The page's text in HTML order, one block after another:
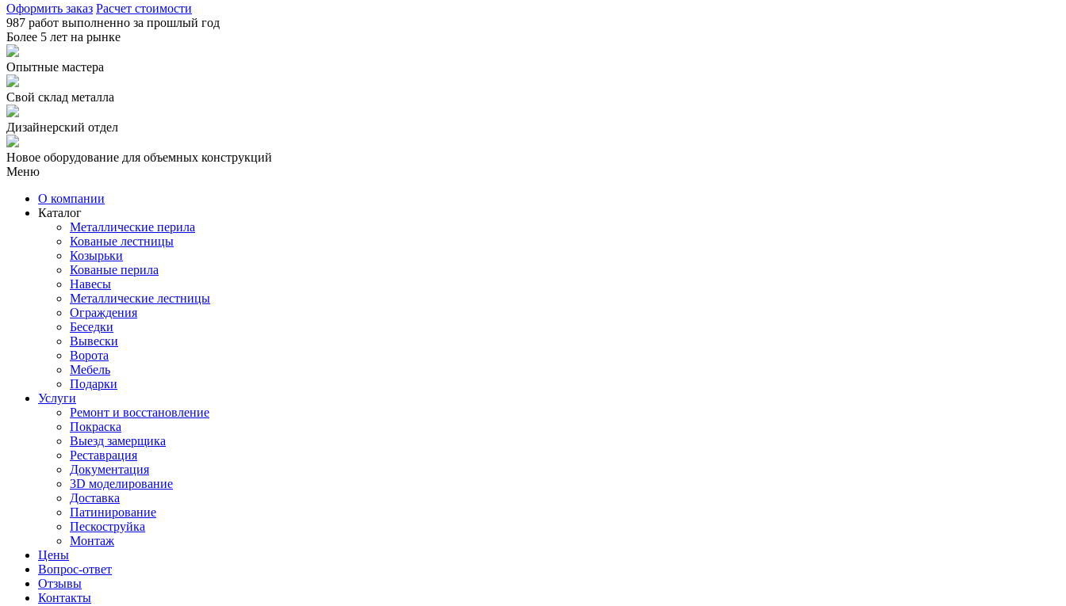
Оформить заказ Расчет стоимости
987 работ выполненно за прошлый год
Более 5 лет на рынке
Опытные мастера
Свой склад металла
Дизайнерский отдел
Новое оборудование для объемных конструкций
Меню
О компании
Каталог
Металлические перила
Кованые лестницы
Козырьки
Кованые перила
Навесы
Металлические лестницы
Ограждения
Беседки
Вывески
Ворота
Мебель
Подарки
Услуги
Ремонт и восстановление
Покраска
Выезд замерщика
Реставрация
Документация
3D моделирование
Доставка
Патинирование
Пескоструйка
Монтаж
Цены
Вопрос-ответ
Отзывы
Контакты